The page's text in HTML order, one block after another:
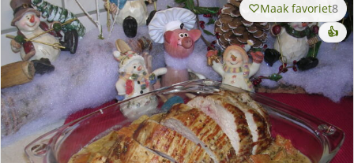
Maak favoriet8
👍